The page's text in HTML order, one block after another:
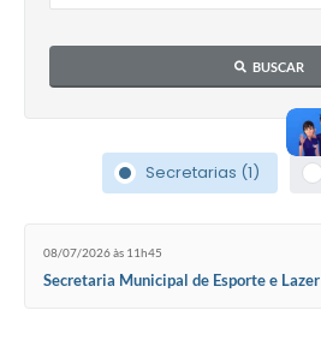
BUSCAR
Secretarias (1)
08/07/2026 às 11h45
Secretaria Municipal de Esporte e Lazer